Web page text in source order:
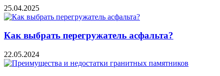
25.04.2025
Как выбрать перегружатель асфальта?
22.05.2024